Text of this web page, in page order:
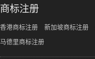
商标注册
香港商标注册 新加坡商标注册
马德里商标注册